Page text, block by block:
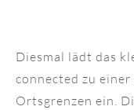
Diesmal lädt das
connected zu
Ortsgrenzen ein.